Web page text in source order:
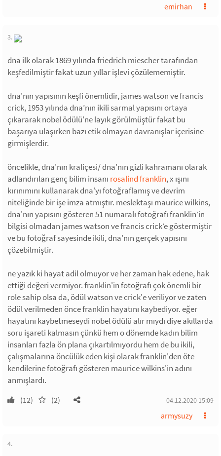
emirhan
3.
dna ilk olarak 1869 yılında friedrich miescher tarafından
keşfedilmiştir fakat uzun yıllar işlevi çözülememiştir.
dna'nın yapısının keşfi önemlidir, james watson ve francis
crick, 1953 yılında dna’nın ikili sarmal yapısını ortaya
çıkararak nobel ödülü'ne layık görülmüştür fakat bu
başarıya ulaşırken bazı etik olmayan davranışlar içerisine
girmişlerdir.
öncelikle, dna'nın kraliçesi/ dna'nın gizli kahramanı olarak
adlandırılan genç bilim insanı rosalind franklin, x ışını
kırınımını kullanarak dna'yı fotoğraflamış ve devrim
niteliğinde bir işe imza atmıştır. meslektaşı maurice wilkins,
dna'nın yapısını gösteren 51 numaralı fotoğrafı franklin’in
bilgisi olmadan james watson ve francis crick’e göstermiştir
ve bu fotoğraf sayesinde ikili, dna'nın gerçek yapısını
çözebilmiştir.
ne yazık ki hayat adil olmuyor ve her zaman hak edene, hak
ettiği değeri vermiyor. franklin'in fotoğrafı çok önemli bir
role sahip olsa da, ödül watson ve crick'e veriliyor ve zaten
ödül verilmeden önce franklin hayatını kaybediyor. eğer
hayatını kaybetmeseydi nobel ödülü alır mıydı diye akıllarda
soru işareti kalmasın çünkü hem o dönemde kadın bilim
insanları fazla ön plana çıkartılmıyordu hem de bu ikili,
çalışmalarına öncülük eden kişi olarak franklin'den öte
kendilerine fotoğrafı gösteren maurice wilkins'in adını
anmışlardı.
(12) (2) 04.12.2020 15:09
armysuzy
4.